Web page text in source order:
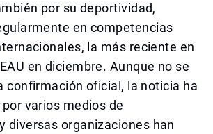
por su deportividad,
en competencias
la más reciente en
en diciembre. Aunque no se
confirmación oficial, la noticia ha
varios medios de
diversas organizaciones han